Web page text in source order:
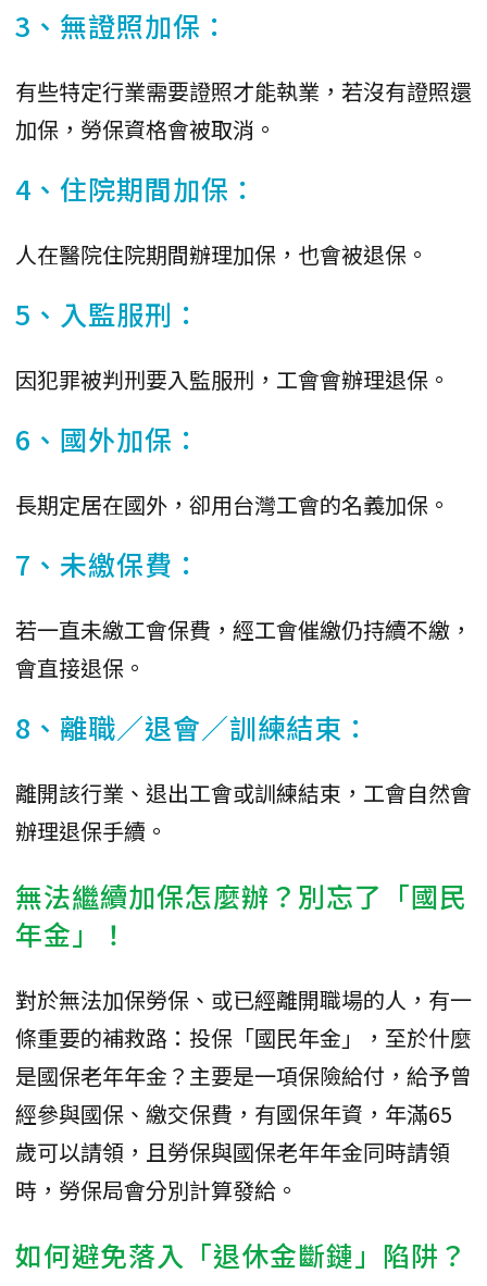
3、無證照加保：
有些特定行業需要證照才能執業，若沒有證照還
加保，勞保資格會被取消。
4、住院期間加保：
人在醫院住院期間辦理加保，也會被退保。
5、入監服刑：
因犯罪被判刑要入監服刑，工會會辦理退保。
6、國外加保：
長期定居在國外，卻用台灣工會的名義加保。
7、未繳保費：
若一直未繳工會保費，經工會催繳仍持續不繳，
會直接退保。
8、離職／退會／訓練結束：
離開該行業、退出工會或訓練結束，工會自然會
辦理退保手續。
無法繼續加保怎麼辦？別忘了「國民
年金」！
對於無法加保勞保、或已經離開職場的人，有一
條重要的補救路：投保「國民年金」，至於什麼
是國保老年年金？主要是一項保險給付，給予曾
經參與國保、繳交保費，有國保年資，年滿65
歲可以請領，且勞保與國保老年年金同時請領
時，勞保局會分別計算發給。
如何避免落入「退休金斷鏈」陷阱？